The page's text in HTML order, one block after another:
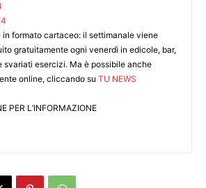
in formato cartaceo: il settimanale viene
gratuitamente ogni venerdì in edicole, bar,
svariati esercizi. Ma è possibile anche
online, cliccando su TU NEWS
PER L’INFORMAZIONE